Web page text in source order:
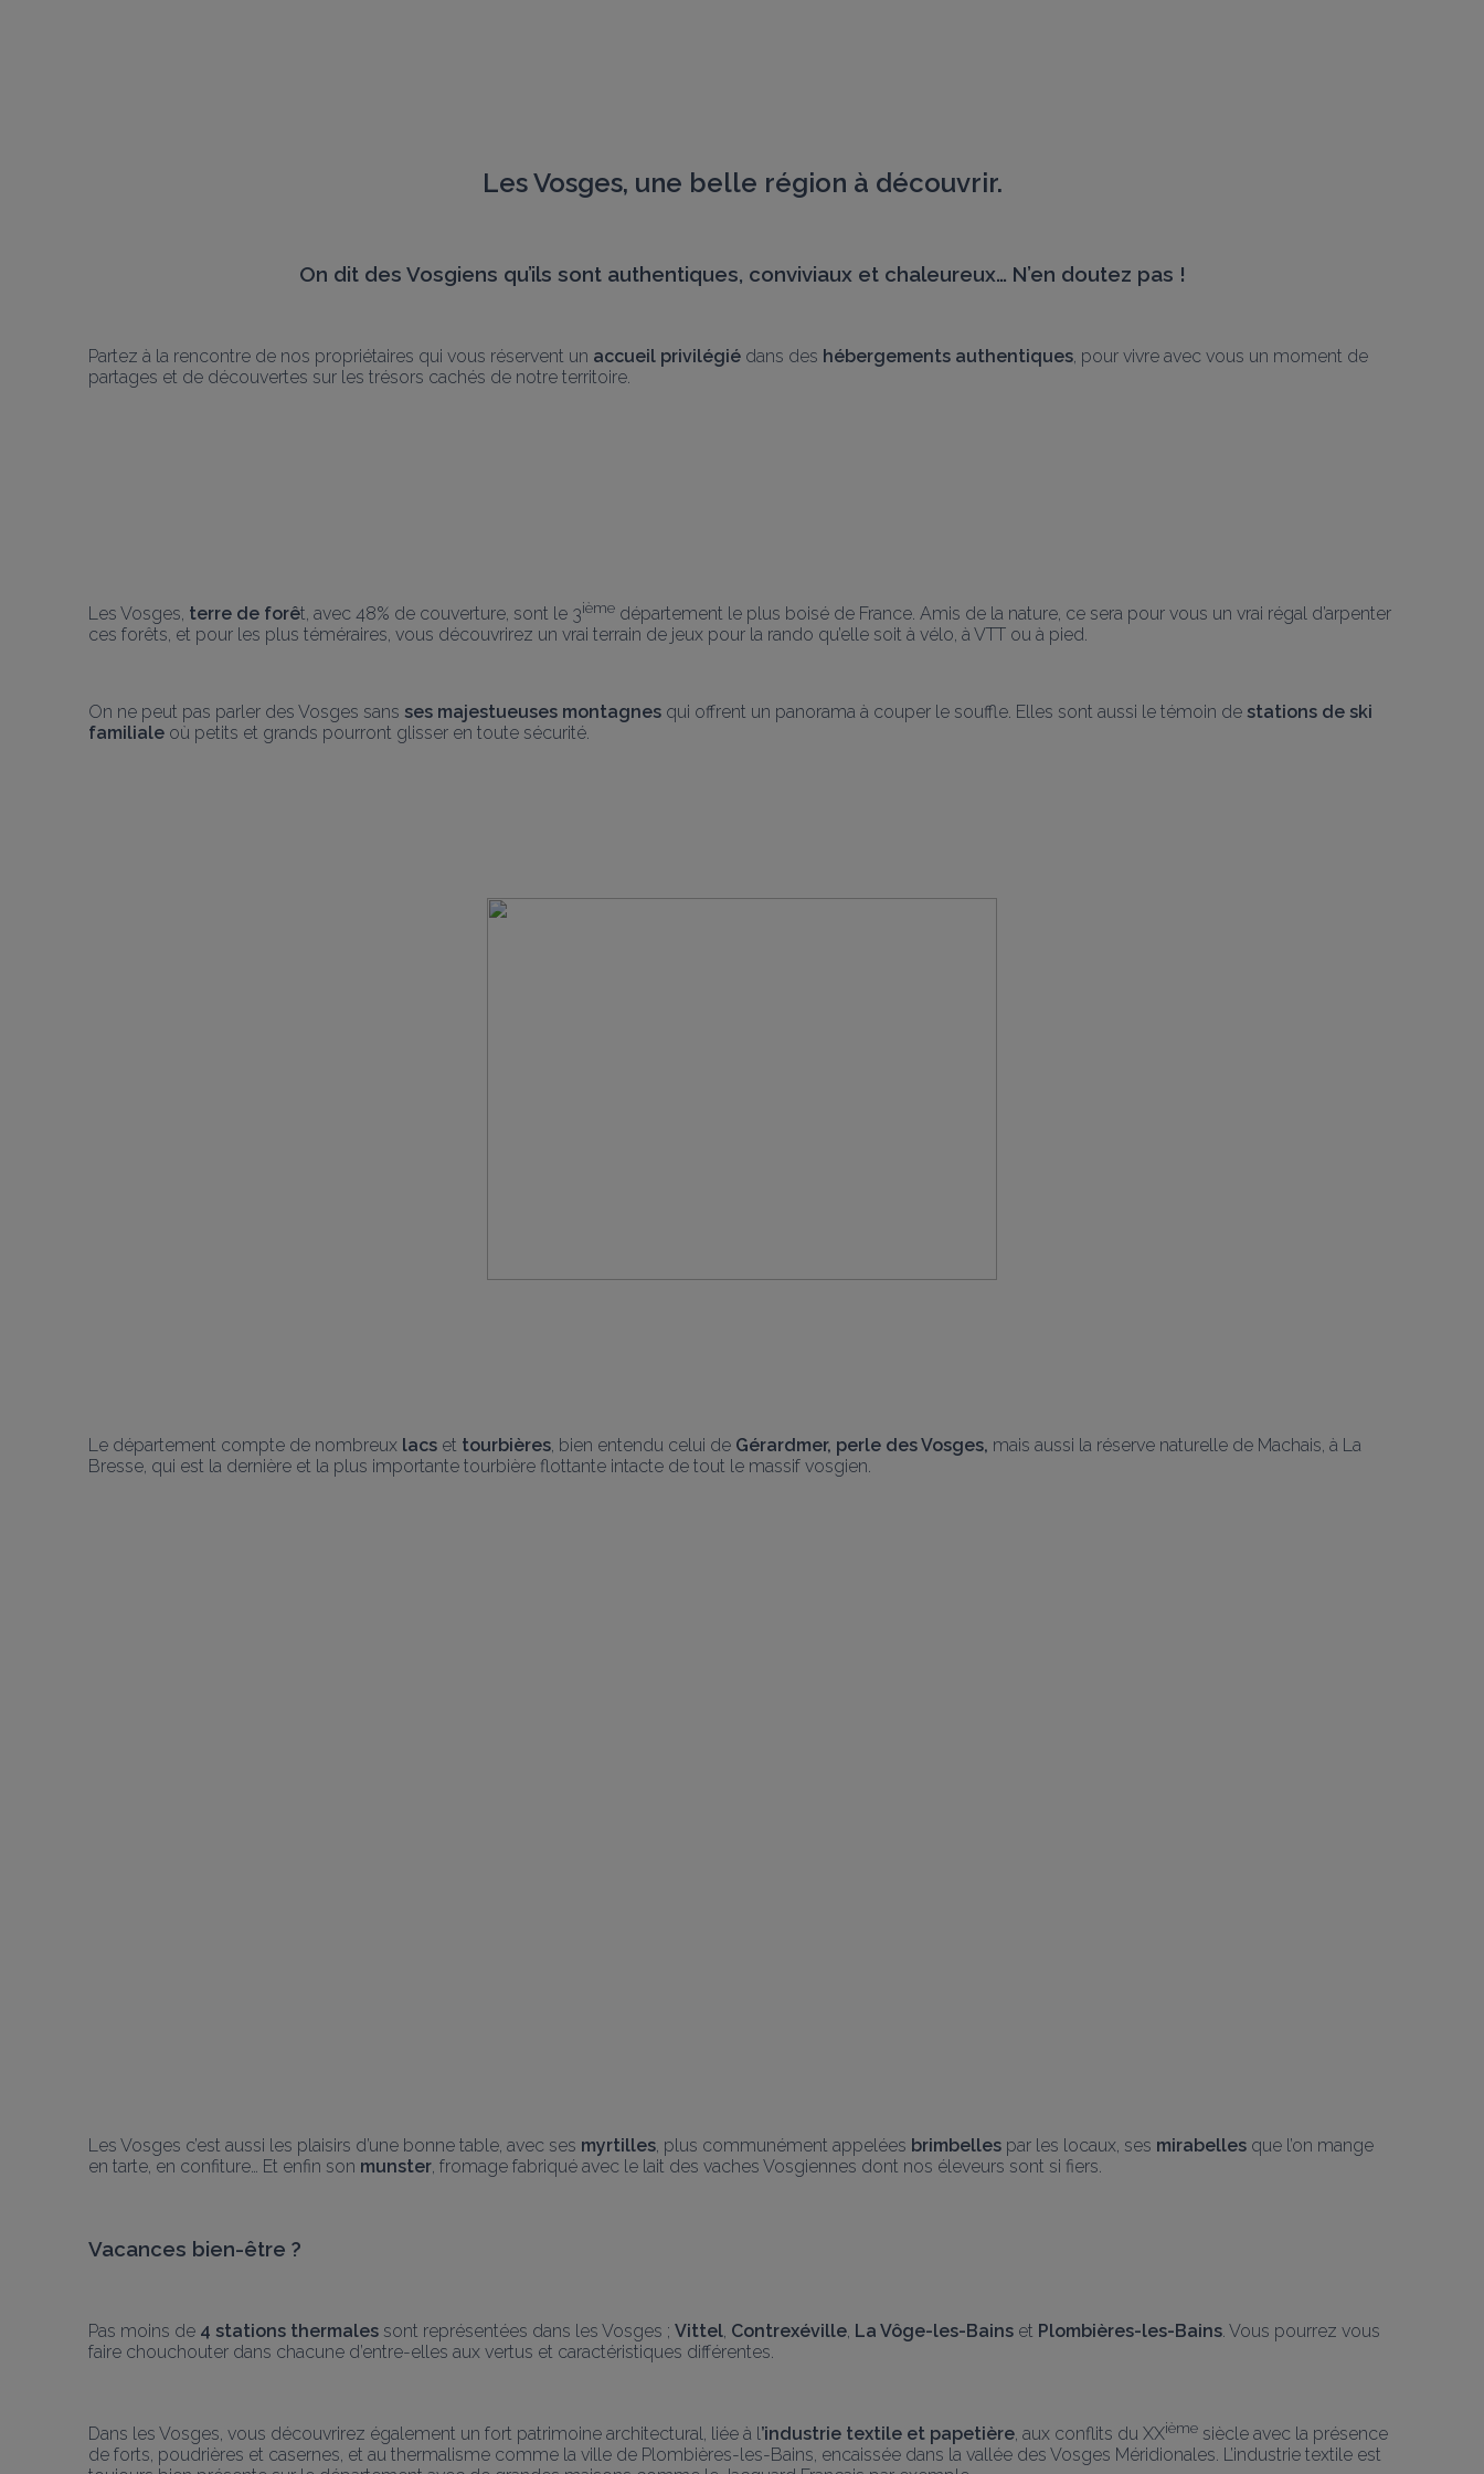
Les Vosges, une belle région à découvrir.
On dit des Vosgiens qu’ils sont authentiques, conviviaux et chaleureux… N’en doutez pas !
Partez à la rencontre de nos propriétaires qui vous réservent un accueil privilégié dans des hébergements authentiques, pour vivre avec vous un moment de
partages et de découvertes sur les trésors cachés de notre territoire.
Les Vosges, terre de forêt, avec 48% de couverture, sont le 3ième département le plus boisé de France. Amis de la nature, ce sera pour vous un vrai régal d’arpenter
ces forêts, et pour les plus téméraires, vous découvrirez un vrai terrain de jeux pour la rando qu’elle soit à vélo, à VTT ou à pied.
On ne peut pas parler des Vosges sans ses majestueuses montagnes qui offrent un panorama à couper le souffle. Elles sont aussi le témoin de stations de ski
familiale où petits et grands pourront glisser en toute sécurité.
Le département compte de nombreux lacs et tourbières, bien entendu celui de Gérardmer, perle des Vosges, mais aussi la réserve naturelle de Machais, à La
Bresse, qui est la dernière et la plus importante tourbière flottante intacte de tout le massif vosgien.
Les Vosges c’est aussi les plaisirs d’une bonne table, avec ses myrtilles, plus communément appelées brimbelles par les locaux, ses mirabelles que l’on mange
en tarte, en confiture… Et enfin son munster, fromage fabriqué avec le lait des vaches Vosgiennes dont nos éleveurs sont si fiers.
Vacances bien-être ?
Pas moins de 4 stations thermales sont représentées dans les Vosges ; Vittel Contrexéville La Vôge-les-Bains et Plombières-les-Bains . Vous pourrez vous
faire chouchouter dans chacune d’entre-elles aux vertus et caractéristiques différentes.
Dans les Vosges, vous découvrirez également un fort patrimoine architectural, liée à l’industrie textile et papetière, aux conflits du XXième siècle avec la présence
de forts, poudrières et casernes, et au thermalisme comme la ville de Plombières-les-Bains, encaissée dans la vallée des Vosges Méridionales. L’industrie textile est